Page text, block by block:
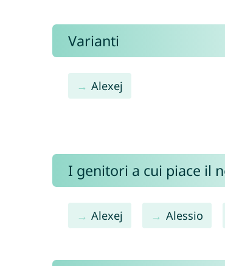
Varianti
Alexej
I genitori a cui piace il
Alexej Alessio